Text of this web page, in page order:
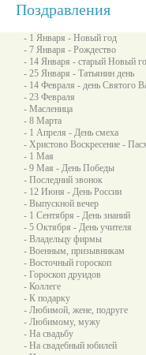
Поздравления
- 1 Января - Новый год
- 7 Января - Рождество
- 14 Января - старый Новый
- 25 Января - Татьянин день
- 14 Февраля - день Святого
- 23 Февраля
- Масленица
- 8 Марта
- 1 Апреля - День смеха
- Христово Воскресение -
- 1 Мая
- 9 Мая - День Победы
- Последний звонок
- 12 Июня - День России
- Выпускной вечер
- 1 Сентября - День знаний
- 5 Октября - День учителя
- Владельцу фирмы
- Военным, призывникам
- Восточный гороскоп
- Гороскоп друидов
- Коллеге
- К подарку
- Любимой, жене, подруге
- Любимому, мужу
- На свадьбу
- На свадебный юбилей